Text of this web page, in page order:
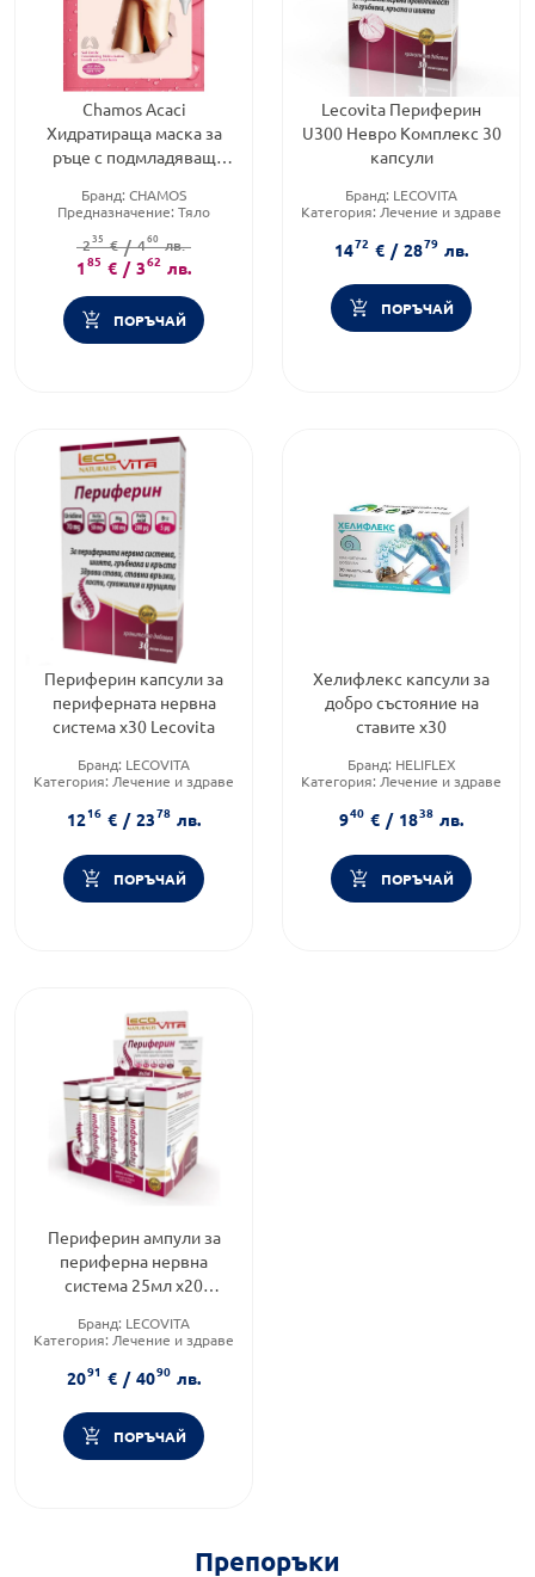
Chamos Acaci
Хидратираща маска за
ръце с подмладяващ
охлюви SPA – терапия
Бранд: CHAMOS
Предназначение: Тяло
235 € / 460 лв.
185 € / 362 лв.
ПОРЪЧАЙ
Lecovita Периферин
U300 Невро Комплекс 30
капсули
Бранд: LECOVITA
Категория: Лечение и здраве
1472 € / 2879 лв.
ПОРЪЧАЙ
Периферин капсули за
периферната нервна
система х30 Lecovita
Бранд: LECOVITA
Категория: Лечение и здраве
1216 € / 2378 лв.
ПОРЪЧАЙ
Хелифлекс капсули за
добро състояние на
ставите x30
Бранд: HELIFLEX
Категория: Лечение и здраве
940 € / 1838 лв.
ПОРЪЧАЙ
Периферин ампули за
периферна нервна
система 25мл х20
Бранд: LECOVITA
Категория: Лечение и здраве
2091 € / 4090 лв.
ПОРЪЧАЙ
Препоръки